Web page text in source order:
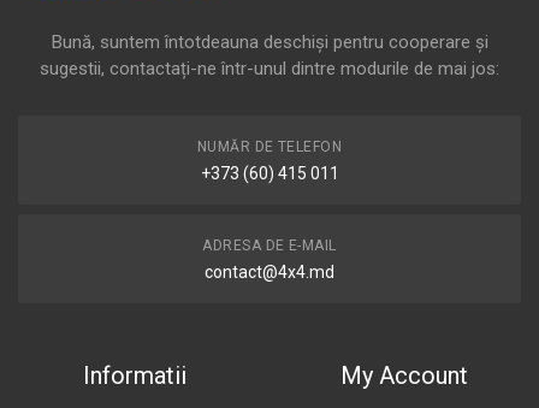
Bună, suntem întotdeauna deschiși pentru cooperare și
sugestii, contactați-ne într-unul dintre modurile de mai jos:
NUMĂR DE TELEFON
+373 (60) 415 011
ADRESA DE E-MAIL
contact@4x4.md
Informatii My Account